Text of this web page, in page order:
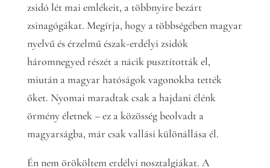
zsidó lét mai emlékeit, a többnyire bezárt
zsinagógákat. Megírja, hogy a többségében magyar
nyelvű és érzelmű észak-erdélyi zsidók
háromnegyed részét a nácik pusztították el,
miután a magyar hatóságok vagonokba tették
őket. Nyomai maradtak csak a hajdani élénk
örmény életnek – ez a közösség beolvadt a
magyarságba, már csak vallási különállása él.
Én nem örököltem erdélyi nosztalgiákat. A